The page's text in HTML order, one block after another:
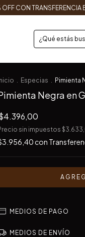
BANCARIA
Inicio . Especias . Pimienta
Negra en
sin impuestos
con
MEDIOS DE PAGO
MEDIOS DE ENVÍO